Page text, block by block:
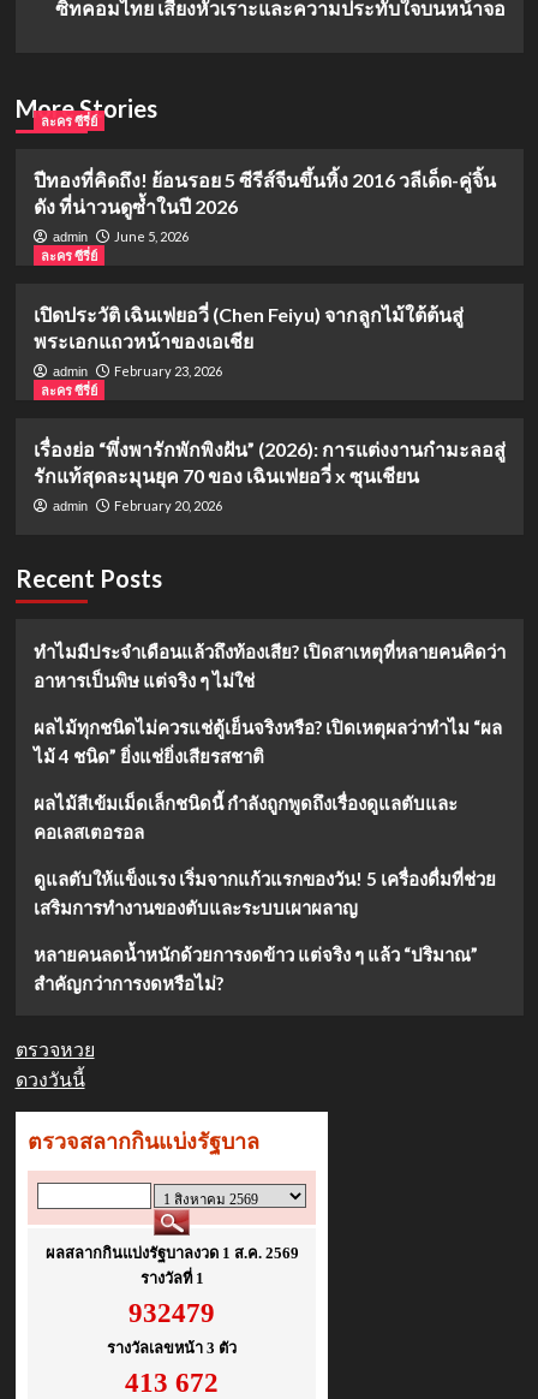
ซิทคอมไทย เสียงหัวเราะและความประทับใจบนหน้าจอ
More Stories
ละคร ซีรี่ย์
ปีทองที่คิดถึง! ย้อนรอย 5 ซีรีส์จีนขึ้นหิ้ง 2016 วลีเด็ด-คู่จิ้น
ดัง ที่น่าวนดูซ้ำในปี 2026
admin
June 5, 2026
ละคร ซีรี่ย์
เปิดประวัติ เฉินเฟยอวี่ (Chen Feiyu) จากลูกไม้ใต้ต้นสู่
พระเอกแถวหน้าของเอเชีย
admin
February 23, 2026
ละคร ซีรี่ย์
เรื่องย่อ “พึ่งพารักพักพิงฝัน” (2026): การแต่งงานกำมะลอสู่
รักแท้สุดละมุนยุค 70 ของ เฉินเฟยอวี่ x ซุนเชียน
admin February 20, 2026
Recent Posts
ทำไมมีประจำเดือนแล้วถึงท้องเสีย? เปิดสาเหตุที่หลายคนคิดว่า
อาหารเป็นพิษ แต่จริง ๆ ไม่ใช่
ผลไม้ทุกชนิดไม่ควรแช่ตู้เย็นจริงหรือ? เปิดเหตุผลว่าทำไม “ผล
ไม้ 4 ชนิด” ยิ่งแช่ยิ่งเสียรสชาติ
ผลไม้สีเข้มเม็ดเล็กชนิดนี้ กำลังถูกพูดถึงเรื่องดูแลตับและ
คอเลสเตอรอล
ดูแลตับให้แข็งแรง เริ่มจากแก้วแรกของวัน! 5 เครื่องดื่มที่ช่วย
เสริมการทำงานของตับและระบบเผาผลาญ
หลายคนลดน้ำหนักด้วยการงดข้าว แต่จริง ๆ แล้ว “ปริมาณ”
สำคัญกว่าการงดหรือไม่?
ตรวจหวย
ดวงวันนี้